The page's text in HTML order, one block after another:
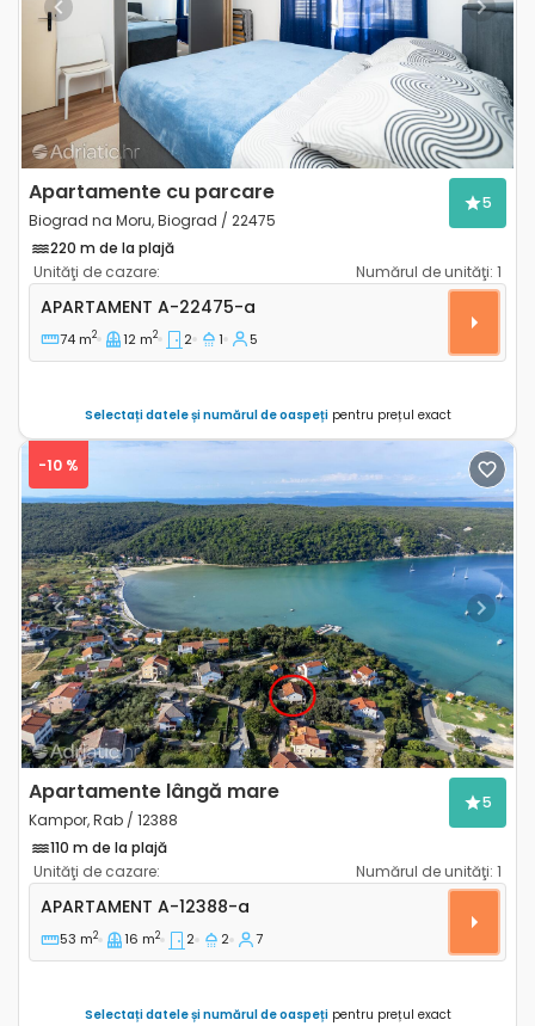
Previous Next
Apartamente cu parcare
Biograd na Moru, Biograd / 22475
5
220 m de la plajă
Unităţi de cazare:
Numărul de unităţi: 1
Apartament cu două camere Biograd na Moru,
APARTAMENT A-22475-a
74 m2 12 m2 2 1 5
Selectați datele și numărul de oaspețipentru prețul exact
Previous Next
-10 %
Apartamente lângă mare
Kampor, Rab / 12388
5
110 m de la plajă
Unităţi de cazare:
Numărul de unităţi: 1
Apartament cu două camere Kampor, Rab A-12388-a
APARTAMENT A-12388-a
53 m2 16 m2 2 2 7
Selectați datele și numărul de oaspețipentru prețul exact